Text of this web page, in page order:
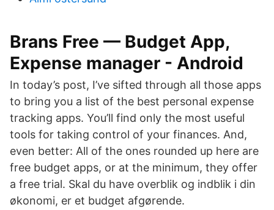
Brans Free — Budget App,
Expense manager - Android
In today’s post, I’ve sifted through all those apps
to bring you a list of the best personal expense
tracking apps. You’ll find only the most useful
tools for taking control of your finances. And,
even better: All of the ones rounded up here are
free budget apps, or at the minimum, they offer
a free trial. Skal du have overblik og indblik i din
økonomi, er et budget afgørende.